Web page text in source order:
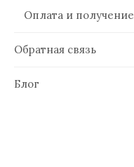
Оплата и получение
Обратная связь
Блог